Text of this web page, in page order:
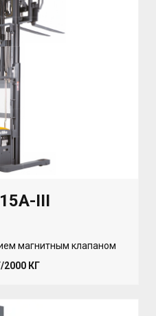
III
магнитным клапаном
2000 КГ